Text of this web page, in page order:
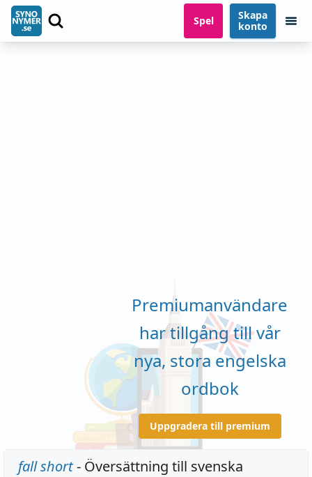
Spel
Skapa
konto
Premiumanvändare
har tillgång till vår
nya, stora engelska
ordbok
Uppgradera till premium
fall short- Översättning till svenska